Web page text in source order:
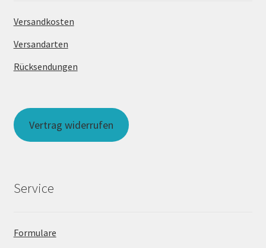
Versandkosten
Versandarten
Rücksendungen
Vertrag widerrufen
Service
Formulare